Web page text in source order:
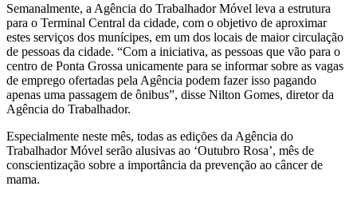
Semanalmente, a Agência do Trabalhador Móvel leva a estrutura
para o Terminal Central da cidade, com o objetivo de aproximar
estes serviços dos munícipes, em um dos locais de maior circulação
de pessoas da cidade. “Com a iniciativa, as pessoas que vão para o
centro de Ponta Grossa unicamente para se informar sobre as vagas
de emprego ofertadas pela Agência podem fazer isso pagando
apenas uma passagem de ônibus”, disse Nilton Gomes, diretor da
Agência do Trabalhador.
Especialmente neste mês, todas as edições da Agência do
Trabalhador Móvel serão alusivas ao ‘Outubro Rosa’, mês de
conscientização sobre a importância da prevenção ao câncer de
mama.